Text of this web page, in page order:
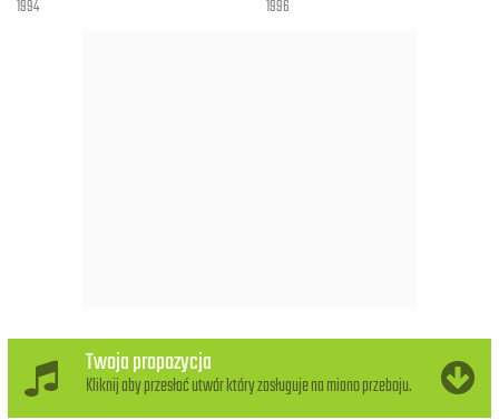
1994 1996
Twoja propozycja
Kliknij aby przesłać utwór który zasługuje na miano przeboju.